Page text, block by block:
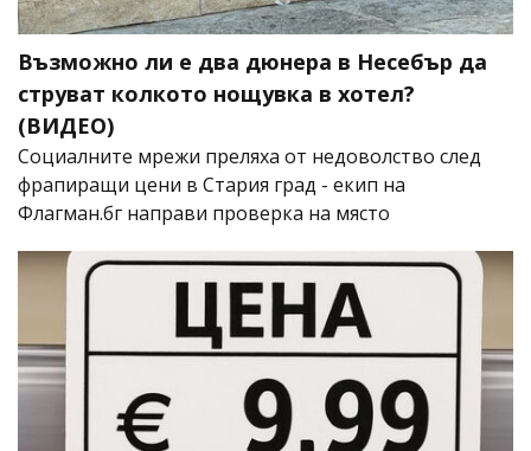
Възможно ли е два дюнера в Несебър да
струват колкото нощувка в хотел?
(ВИДЕО)
Социалните мрежи преляха от недоволство след
фрапиращи цени в Стария град - екип на
Флагман.бг направи проверка на място